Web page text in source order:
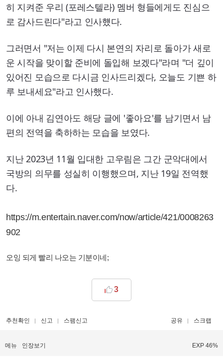
히 지켜준 우리 (포레스텔라) 멤버 형들에게도 진심으
로 감사드린다"라고 인사헀다.
그러면서 "저는 이제 다시 본연의 자리로 돌아가 새로
운 시작을 맞이할 준비에 돌입해 보겠다"라며 "더 깊이
있어진 모습으로 다시금 인사드리겠다, 오늘도 기쁜 하
루 보내세요"라고 인사했다.
이에 아내 김연아도 해당 글에 '좋아요'를 남기면서 남
편의 전역을 축하하는 모습을 보였다.
지난 2023년 11월 입대한 고우림은 그간 군악대에서
국방의 의무를 성실히 이행했으며, 지난 19일 전역했
다.
https://m.entertain.naver.com/now/article/421/0008263
902
오잉 되게 빨리 나오는 기분이네;
3
추천확인 신고 스팸신고 공유 스크랩
메뉴 인장보기 EXP 46%